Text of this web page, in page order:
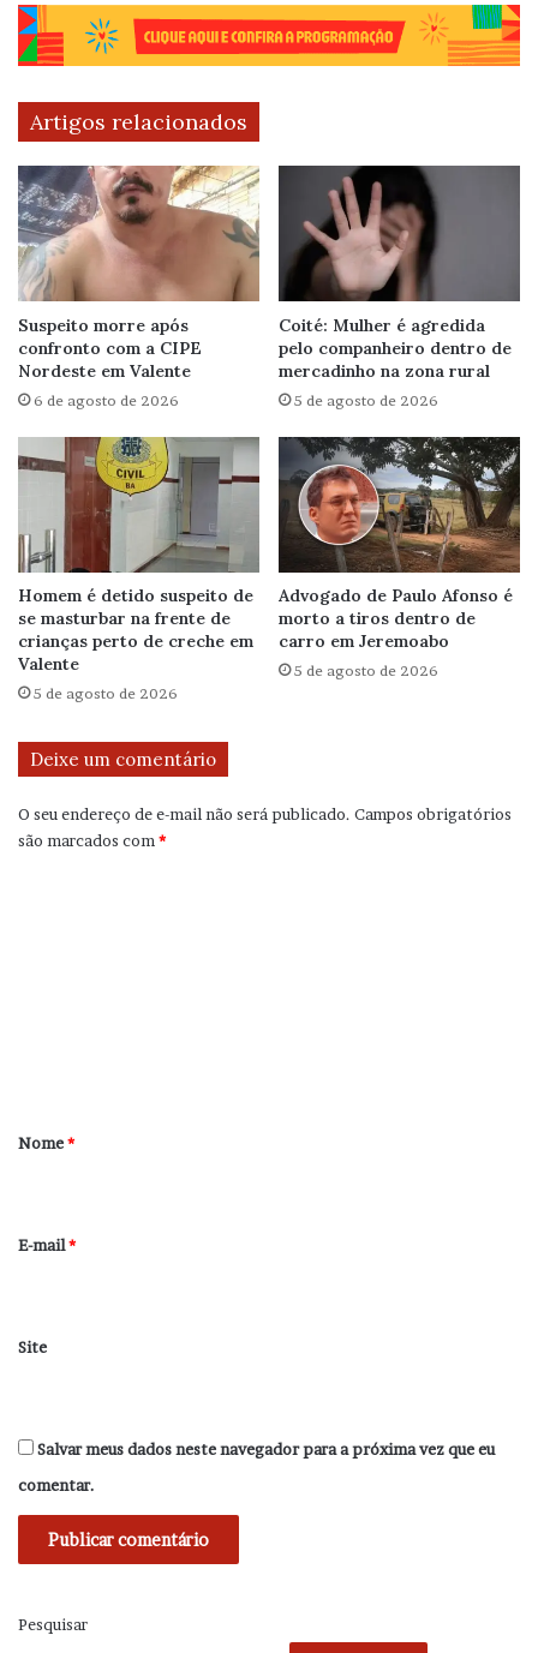
Artigos relacionados
Suspeito morre após
confronto com a CIPE
Nordeste em Valente
6 de agosto de 2026
Coité: Mulher é agredida
pelo companheiro dentro de
mercadinho na zona rural
5 de agosto de 2026
Homem é detido suspeito de
se masturbar na frente de
crianças perto de creche em
Valente
5 de agosto de 2026
Advogado de Paulo Afonso é
morto a tiros dentro de
carro em Jeremoabo
5 de agosto de 2026
Deixe um comentário
O seu endereço de e-mail não será publicado. Campos obrigatórios
são marcados com*
r
*
Nome*
E-mail*
Site
Salvar meus dados neste navegador para a próxima vez que eu
comentar.
Pesquisar